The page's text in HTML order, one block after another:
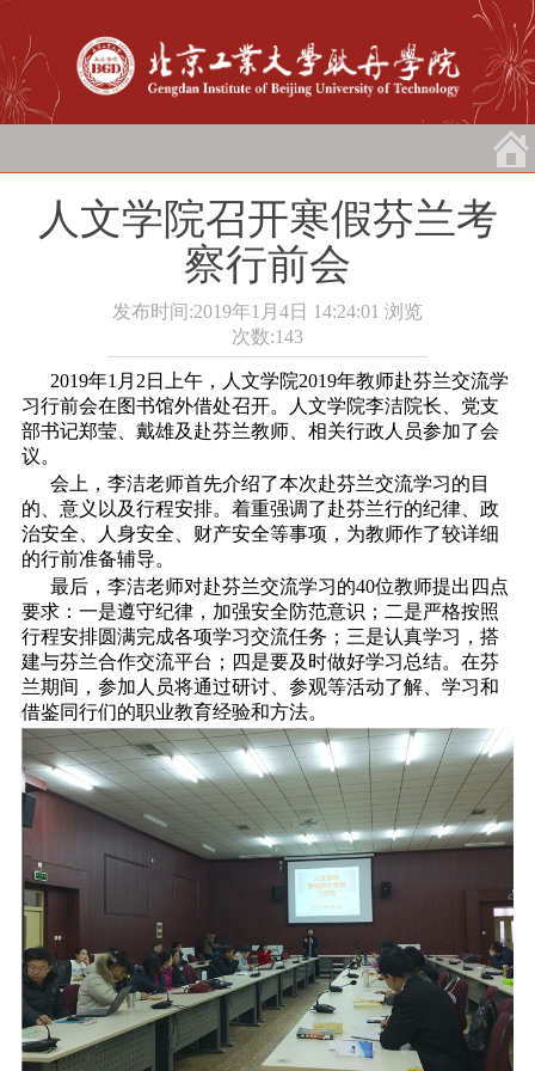
人文学院召开寒假芬兰考
察行前会
发布时间:2019年1月4日 14:24:01 浏览
次数:143
2019年1月2日上午，人文学院2019年教师赴芬兰交流学
习行前会在图书馆外借处召开。人文学院李洁院长、党支
部书记郑莹、戴雄及赴芬兰教师、相关行政人员参加了会
议。
会上，李洁老师首先介绍了本次赴芬兰交流学习的目
的、意义以及行程安排。着重强调了赴芬兰行的纪律、政
治安全、人身安全、财产安全等事项，为教师作了较详细
的行前准备辅导。
最后，李洁老师对赴芬兰交流学习的40位教师提出四点
要求：一是遵守纪律，加强安全防范意识；二是严格按照
行程安排圆满完成各项学习交流任务；三是认真学习，搭
建与芬兰合作交流平台；四是要及时做好学习总结。在芬
兰期间，参加人员将通过研讨、参观等活动了解、学习和
借鉴同行们的职业教育经验和方法。